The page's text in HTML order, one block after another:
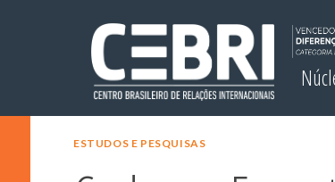
ESTUDOS E PESQUISAS